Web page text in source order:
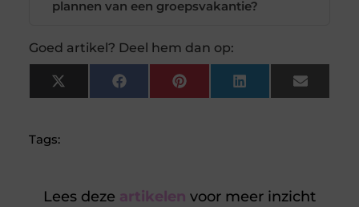
plannen van een groepsvakantie?
Goed artikel? Deel hem dan op:
X
(Twitter)
FacebookPinterest LinkedIn Email
Tags:
Lees deze artikelen voor meer inzicht